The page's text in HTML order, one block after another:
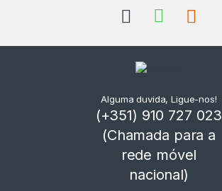
Alguma duvida, Ligue-nos!
(+351) 910 727 023
(Chamada para a
rede móvel
nacional)